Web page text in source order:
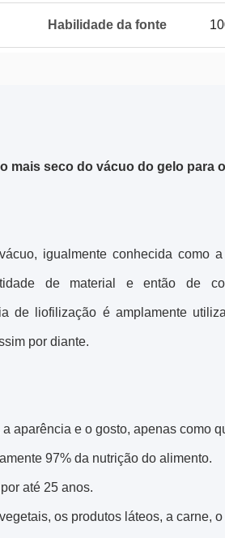
Habilidade da fonte
mais seco do vácuo do gelo para
igualmente conhecida como
de material e então de
de liofilização é amplamente
por diante.
aparência e o gosto, apenas como
97% da nutrição do alimento.
até 25 anos.
os produtos láteos, a carne,